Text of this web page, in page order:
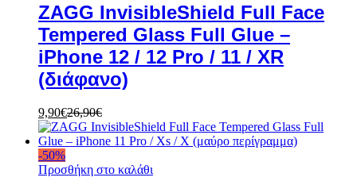
ZAGG InvisibleShield Full Face
Tempered Glass Full Glue –
iPhone 12 / 12 Pro / 11 / XR
(διάφανο)
9,90€26,90€
-50%
Προσθήκη στο καλάθι